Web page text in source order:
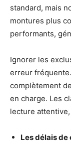
standard, mais
montures plus
performants,
Ignorer les
erreur
complètement
en charge. Les
lecture
Les délais de